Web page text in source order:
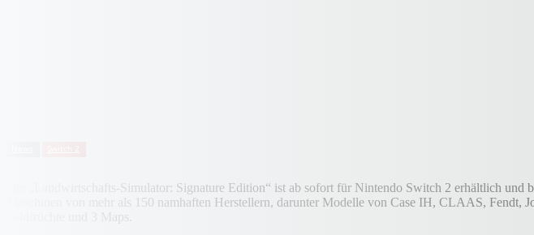
Die „Landwirtschafts-Simulator: Signature Edition“ ist ab sofort für Nintendo Switch 2 erhältlich
Maschinen von mehr als 150 namhaften Herstellern, darunter Modelle von Case IH, CLAAS,
Feldfrüchte und 3 Maps.